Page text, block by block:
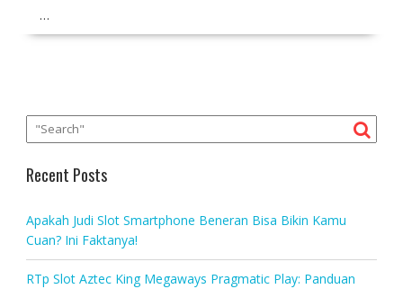
…
Recent Posts
Apakah Judi Slot Smartphone Beneran Bisa Bikin Kamu
Cuan? Ini Faktanya!
RTp Slot Aztec King Megaways Pragmatic Play: Panduan